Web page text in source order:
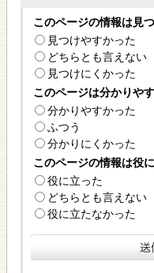
このページの情報は見
見つけやすかった
どちらとも言えない
見つけにくかった
このページは分かりや
分かりやすかった
ふつう
分かりにくかった
このページの情報は役
役に立った
どちらとも言えない
役に立たなかった